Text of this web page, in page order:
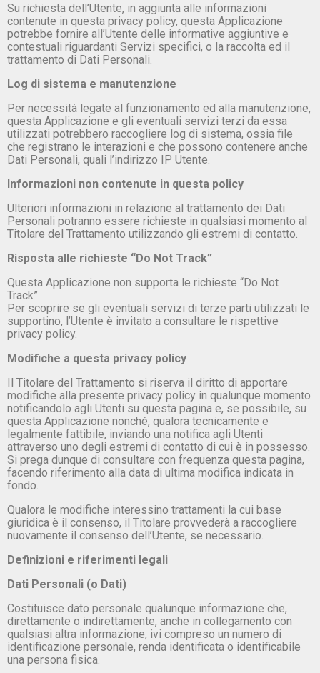
Su richiesta dell’Utente, in aggiunta alle informazioni
contenute in questa privacy policy, questa Applicazione
potrebbe fornire all’Utente delle informative aggiuntive e
contestuali riguardanti Servizi specifici, o la raccolta ed il
trattamento di Dati Personali.
Log di sistema e manutenzione
Per necessità legate al funzionamento ed alla manutenzione,
questa Applicazione e gli eventuali servizi terzi da essa
utilizzati potrebbero raccogliere log di sistema, ossia file
che registrano le interazioni e che possono contenere anche
Dati Personali, quali l’indirizzo IP Utente.
Informazioni non contenute in questa policy
Ulteriori informazioni in relazione al trattamento dei Dati
Personali potranno essere richieste in qualsiasi momento al
Titolare del Trattamento utilizzando gli estremi di contatto.
Risposta alle richieste “Do Not Track”
Questa Applicazione non supporta le richieste “Do Not
Track”.
Per scoprire se gli eventuali servizi di terze parti utilizzati le
supportino, l’Utente è invitato a consultare le rispettive
privacy policy.
Modifiche a questa privacy policy
Il Titolare del Trattamento si riserva il diritto di apportare
modifiche alla presente privacy policy in qualunque momento
notificandolo agli Utenti su questa pagina e, se possibile, su
questa Applicazione nonché, qualora tecnicamente e
legalmente fattibile, inviando una notifica agli Utenti
attraverso uno degli estremi di contatto di cui è in possesso.
Si prega dunque di consultare con frequenza questa pagina,
facendo riferimento alla data di ultima modifica indicata in
fondo.
Qualora le modifiche interessino trattamenti la cui base
giuridica è il consenso, il Titolare provvederà a raccogliere
nuovamente il consenso dell’Utente, se necessario.
Definizioni e riferimenti legali
Dati Personali (o Dati)
Costituisce dato personale qualunque informazione che,
direttamente o indirettamente, anche in collegamento con
qualsiasi altra informazione, ivi compreso un numero di
identificazione personale, renda identificata o identificabile
una persona fisica.